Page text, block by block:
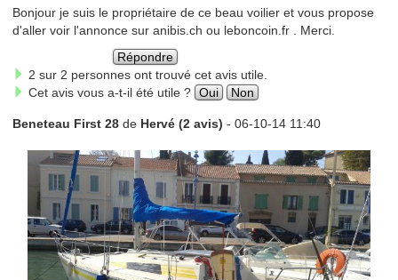
Bonjour je suis le propriétaire de ce beau voilier et vous propose
d'aller voir l'annonce sur anibis.ch ou leboncoin.fr . Merci.
Répondre
2 sur 2 personnes ont trouvé cet avis utile.
Cet avis vous a-t-il été utile ? Oui Non
Beneteau First 28de Hervé (2 avis) - 06-10-14 11:40